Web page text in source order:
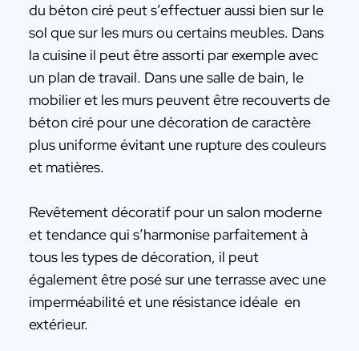
du béton ciré peut s’effectuer aussi bien sur le
sol que sur les murs ou certains meubles. Dans
la cuisine il peut être assorti par exemple avec
un plan de travail. Dans une salle de bain, le
mobilier et les murs peuvent être recouverts de
béton ciré pour une décoration de caractère
plus uniforme évitant une rupture des couleurs
et matières.
Revêtement décoratif pour un salon moderne
et tendance qui s’harmonise parfaitement à
tous les types de décoration, il peut
également être posé sur une terrasse avec une
imperméabilité et une résistance idéale en
extérieur.